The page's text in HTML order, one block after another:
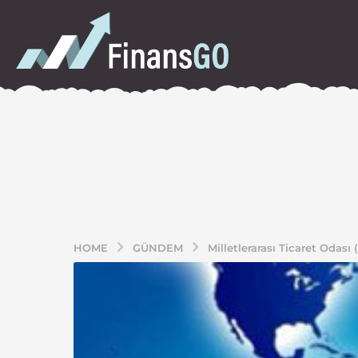
HOME GÜNDEM Milletlerarası Ticaret